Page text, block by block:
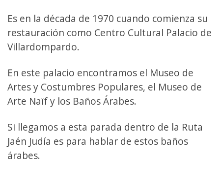
Es en la década de 1970 cuando comienza su
restauración como Centro Cultural Palacio de
Villardompardo.
En este palacio encontramos el Museo de
Artes y Costumbres Populares, el Museo de
Arte Naïf y los Baños Árabes.
Si llegamos a esta parada dentro de la Ruta
Jaén Judía es para hablar de estos baños
árabes.